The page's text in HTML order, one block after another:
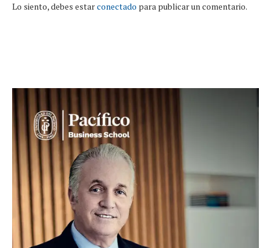
Lo siento, debes estarconectado para publicar un comentario.